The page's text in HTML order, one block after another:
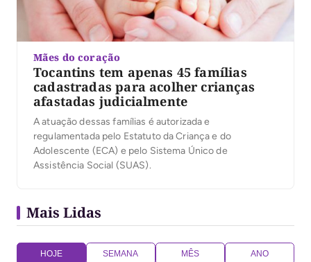
Mães do coração
Tocantins tem apenas 45 famílias
cadastradas para acolher crianças
afastadas judicialmente
A atuação dessas famílias é autorizada e
regulamentada pelo Estatuto da Criança e do
Adolescente (ECA) e pelo Sistema Único de
Assistência Social (SUAS).
Mais Lidas
HOJE SEMANA MÊS ANO